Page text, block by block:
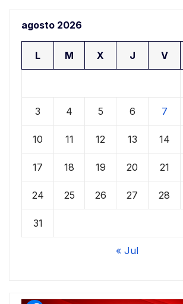
agosto 2026
L M X J V
3 4 5 6 7
10 11 12 13 14
17 18 19 20 21
24 25 26 27 28
31
« Jul